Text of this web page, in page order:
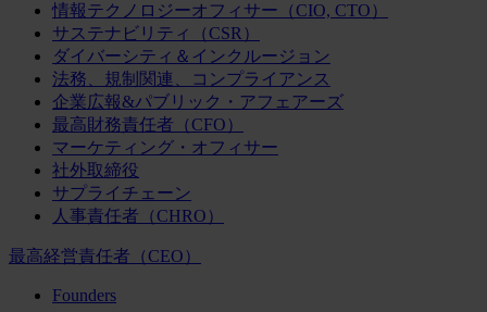
情報テクノロジーオフィサー（CIO, CTO）
サステナビリティ（CSR）
ダイバーシティ＆インクルージョン
法務、規制関連、コンプライアンス
企業広報&パブリック・アフェアーズ
最高財務責任者（CFO）
マーケティング・オフィサー
社外取締役
サプライチェーン
人事責任者（CHRO）
最高経営責任者（CEO）
Founders